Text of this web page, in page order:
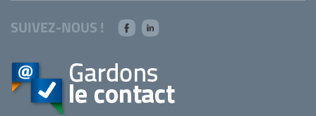
SUIVEZ-NOUS !